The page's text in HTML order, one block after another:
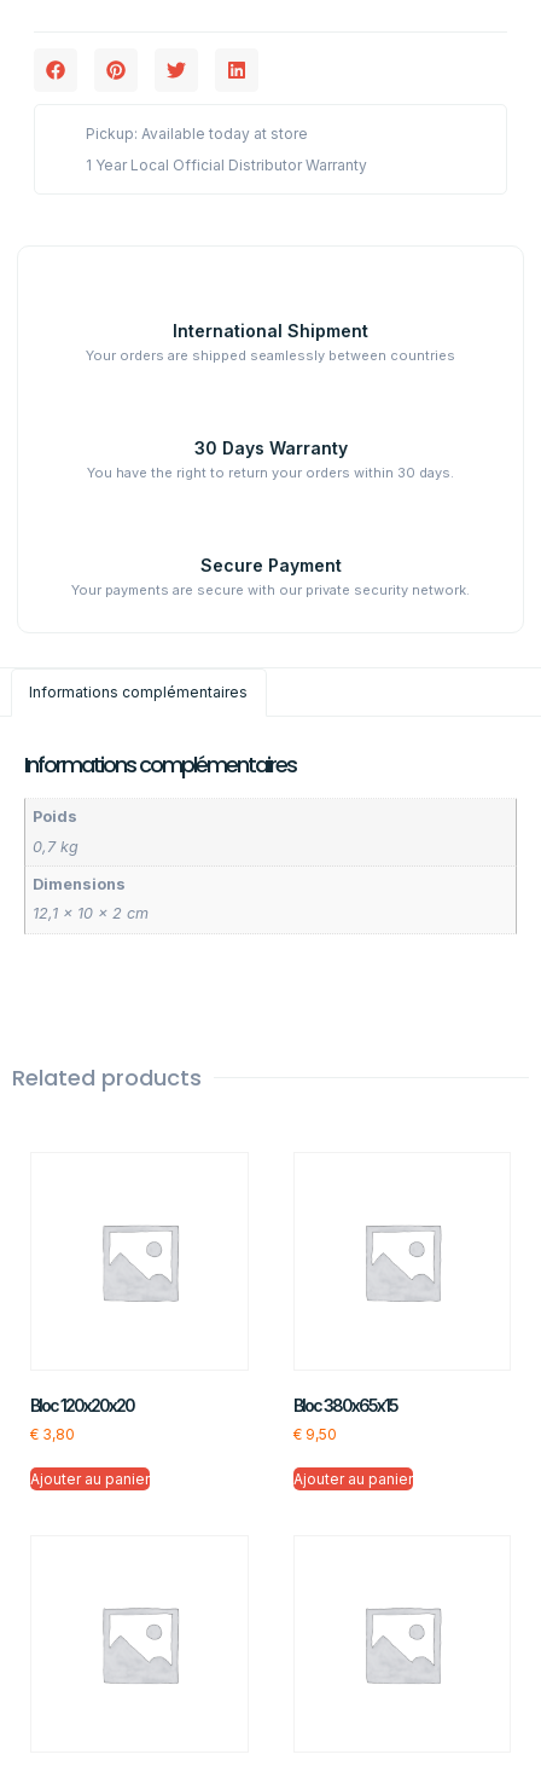
Pickup: Available today at store
1 Year Local Official Distributor Warranty
International Shipment
Your orders are shipped seamlessly between countries
30 Days Warranty
You have the right to return your orders within 30 days.
Secure Payment
Your payments are secure with our private security network.
Informations complémentaires
Informations complémentaires
Poids
0,7 kg
Dimensions
12,1 × 10 × 2 cm
Related products
Bloc 120x20x20
€ 3,80
Ajouter au panier
Bloc 380x65x15
€9,50
Ajouter au panier